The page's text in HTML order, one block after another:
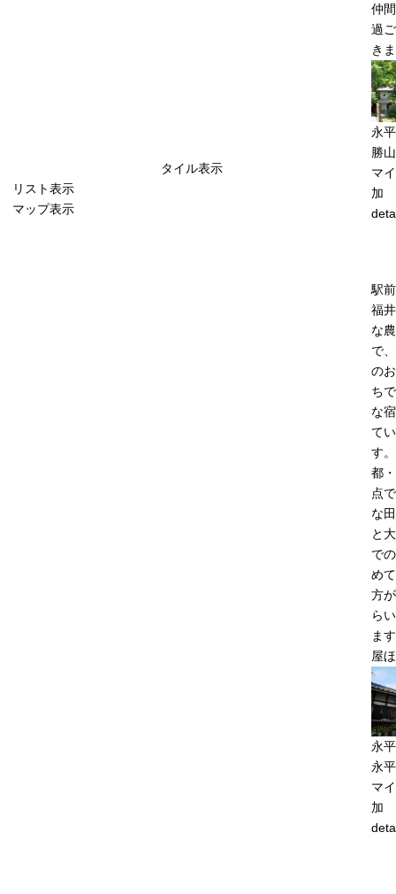
タイル表示
リスト表示
マップ表示
仲
過
き
永
勝
マ
加
駅
福
な
で
の
ち
な
て
す
都
点
な
と
で
め
方
ら
ま
屋
永
永
マ
加